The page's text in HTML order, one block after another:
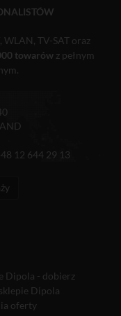
WLAN, TV-SAT oraz
towarówz pełnym
12 644 29 13
Dipola - dobierz
Dipola
oferty